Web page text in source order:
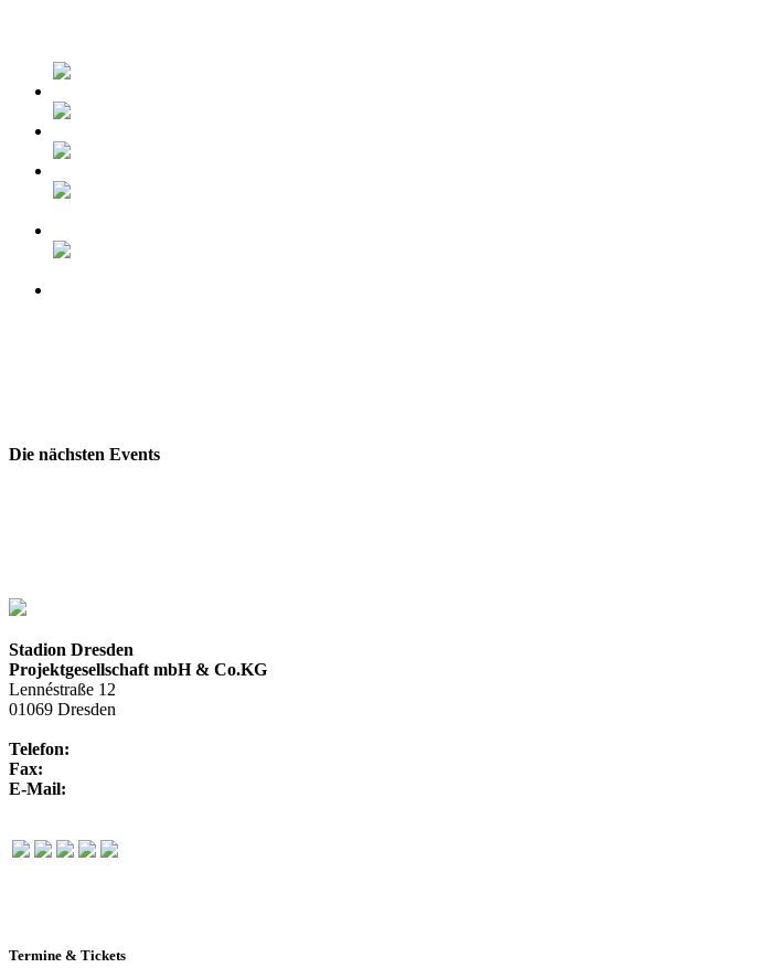
Die nächsten Events
Stadion Dresden
Projektgesellschaft mbH & Co.KG
Lennéstraße 12
01069 Dresden
Telefon:
Fax:
E-Mail:
Termine & Tickets